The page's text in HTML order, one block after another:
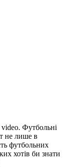
Футбольні
не лише в
футбольних
хотів би знати